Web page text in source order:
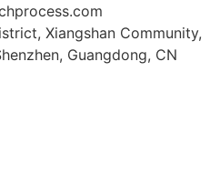
Xiangshan Community,
Guangdong, CN